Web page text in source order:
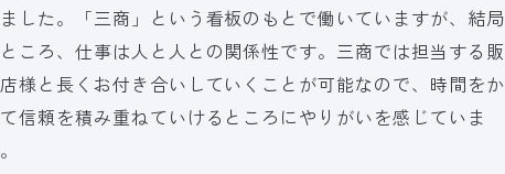
した。「三商」という看板のもとで働いていますが、結局
ころ、仕事は人と人との関係性です。三商では担当する販
様と長くお付き合いしていくことが可能なので、時間をか
信頼を積み重ねていけるところにやりがいを感じていま